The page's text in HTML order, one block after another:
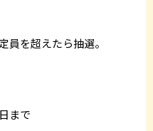
を超えたら抽選。
まで